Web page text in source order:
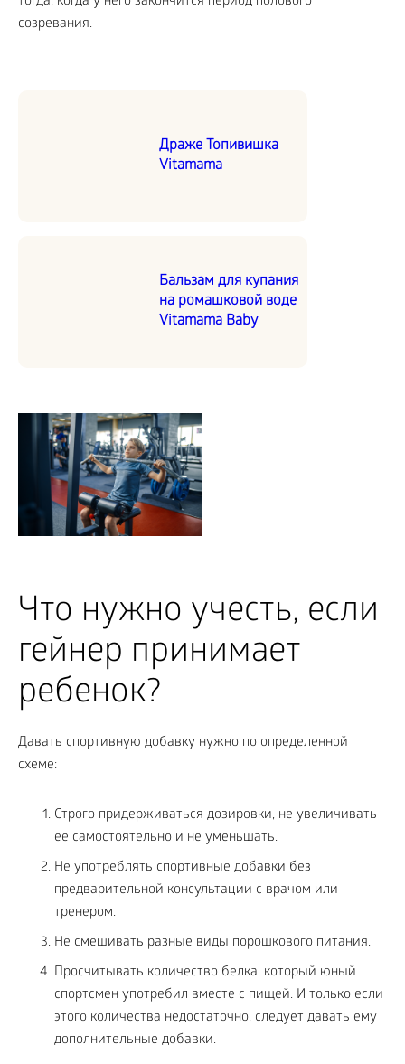
созревания.
Драже Топивишка
Vitamama
Бальзам для купания
на ромашковой воде
Vitamama Baby
Что нужно учесть, если
гейнер принимает
ребенок?
Давать спортивную добавку нужно по определенной
схеме:
Строго придерживаться дозировки, не увеличивать
ее самостоятельно и не уменьшать.
Не употреблять спортивные добавки без
предварительной консультации с врачом или
тренером.
Не смешивать разные виды порошкового питания.
Просчитывать количество белка, который юный
спортсмен употребил вместе с пищей. И только если
этого количества недостаточно, следует давать ему
дополнительные добавки.